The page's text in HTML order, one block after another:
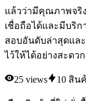
แล้วว่ามีคุณภาพจริ
เชื่อถือได้และมีบริ
สอบอันดับล่าสุดแล
ไว้ให้ได้อย่างสะดว
25 views 10 สิน